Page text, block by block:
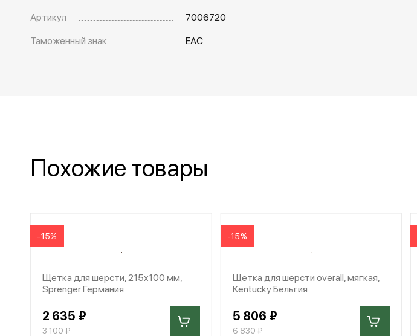
Артикул
7006720
Таможенный знак
EAC
Похожие товары
-15%
Щетка для шерсти, 215x100 мм,
Sprenger Германия
2 635 ₽
3 100 ₽
-15%
Щетка для шерсти overall, мягкая,
Kentucky Бельгия
5 806 ₽
6 830 ₽